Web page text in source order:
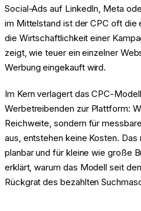
Social-Ads auf LinkedIn, Meta
im Mittelstand ist der CPC oft die
die Wirtschaftlichkeit einer
zeigt, wie teuer ein einzelner
Werbung eingekauft wird.
Im Kern verlagert das CPC-
Werbetreibenden zur Plattform:
Reichweite, sondern für
aus, entstehen keine Kosten.
planbar und für kleine wie große
erklärt, warum das Modell seit
Rückgrat des bezahlten